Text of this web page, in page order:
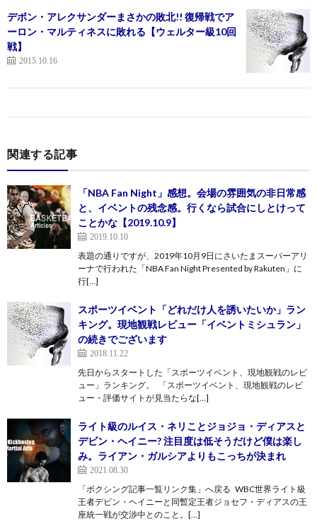
デボン・アレクサンダーまさかの敗北!! 復帰戦でア
ーロン・マルティネスに敗れる【ウェルター級10回
戦】
2015.10.16
関連する記事
「NBA Fan Night」感想。会場の雰囲気の非日常感
と、イベントの残念感。行くなら試合にしとけって
ことかな【2019.10.9】
2019.10.10
表題の通りですが、2019年10月9日にさいたまスーパーアリ
ーナで行われた「NBA Fan Night Presented by Rakuten」に
行[…]
スポーツイベント「どれだけ人を誘いたいか」ラン
キング。現地観戦レビュー「イベントミシュラン」
の続きでございます
2018.11.22
先日からスタートした「スポーツイベント、現地観戦のレビ
ュー」ランキング。 「スポーツイベント、現地観戦のレビ
ュー・評価サイトが見当たらな[…]
ライト級のルイス・ネリことジョジョ・ディアスと
デビン・ヘイニー? 注目度は低そうだけど僕は楽し
み。ライアン・ガルシアよりもこっちが決まれ
2021.08.30
「ボクシング記事一覧リンク集」へ戻る WBC世界ライト級
王者デビン・ヘイニーと同暫定王者ジョセフ・ディアスの王
座統一戦が交渉中とのこと。[…]